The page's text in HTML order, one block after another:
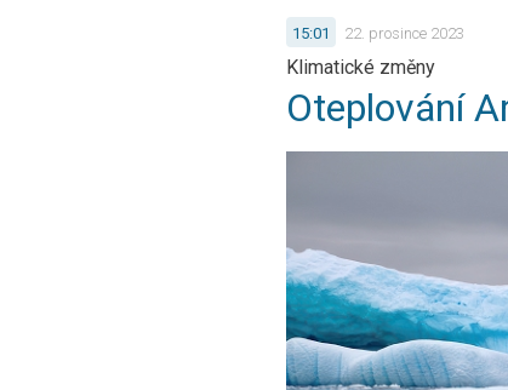
15:01 22. prosince 2023
Klimatické změny
Oteplování